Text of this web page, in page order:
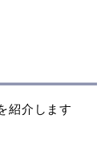
紹介します